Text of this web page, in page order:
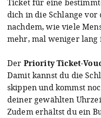
Ticket für eine
dich in die Schlange vor
nachdem, wie viele
mehr, mal weniger lang
Der Priority Ticket-
Damit kannst du die
skippen und kommst
deiner gewählten
Zudem erhältst du ein